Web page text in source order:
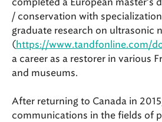
/ conservation with
graduate research on ultrasonic
(https://www.tandfonline.com/
a career as a restorer in various
and museums.
After returning to Canada in
communications in the fields of